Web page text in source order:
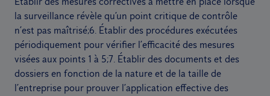
la surveillance révèle qu’un point critique de contrôle
n’est pas maîtrisé;6. Établir des procédures exécutées
périodiquement pour vérifier l’efficacité des mesures
visées aux points 1 à 5;7. Établir des documents et des
dossiers en fonction de la nature et de la taille de
l’entreprise pour prouver l’application effective des